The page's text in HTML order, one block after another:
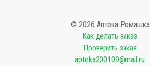
© 2026 Аптека Ромашка
Как делать заказ
Проверить заказ
apteka200109@mail.ru